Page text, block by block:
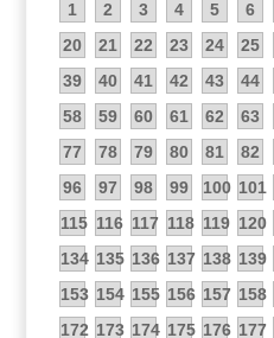
1
2 3 4 5 6
20
21 22 23 24 25
39
40 41 42 43 44
58
59 60 61 62 63
77
78 79 80 81 82
96
97 98 99 100 101
115 116 117 118 119 120
134 135 136 137 138 139
153 154 155 156 157 158
172 173 174 175 176 177